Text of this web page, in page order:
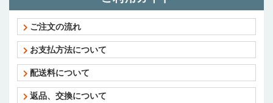
ご注文の流れ
お支払方法について
配送料について
返品、交換について